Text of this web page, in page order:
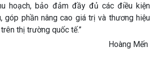
hoạch, bảo đảm đầy đủ các điều kiện
góp phần nâng cao giá trị và thương hiệu
thị trường quốc tế.”
Hoàng Mến